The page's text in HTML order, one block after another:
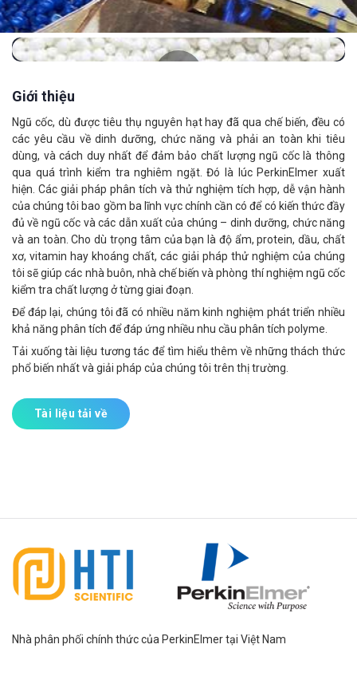
Giới thiệu
Ngũ cốc, dù được tiêu thụ nguyên hạt hay đã qua chế biến, đều có
các yêu cầu về dinh dưỡng, chức năng và phải an toàn khi tiêu
dùng, và cách duy nhất để đảm bảo chất lượng ngũ cốc là thông
qua quá trình kiểm tra nghiêm ngặt. Đó là lúc PerkinElmer xuất
hiện. Các giải pháp phân tích và thử nghiệm tích hợp, dễ vận hành
của chúng tôi bao gồm ba lĩnh vực chính cần có để có kiến ​​thức đầy
đủ về ngũ cốc và các dẫn xuất của chúng – dinh dưỡng, chức năng
và an toàn. Cho dù trọng tâm của bạn là độ ẩm, protein, dầu, chất
xơ, vitamin hay khoáng chất, các giải pháp thử nghiệm của chúng
tôi sẽ giúp các nhà buôn, nhà chế biến và phòng thí nghiệm ngũ cốc
kiểm tra chất lượng ở từng giai đoạn.
Để đáp lại, chúng tôi đã có nhiều năm kinh nghiệm phát triển nhiều
khả năng phân tích để đáp ứng nhiều nhu cầu phân tích polyme.
Tải xuống tài liệu tương tác để tìm hiểu thêm về những thách thức
phổ biến nhất và giải pháp của chúng tôi trên thị trường.
Tài liệu tải về
Nhà phân phối chính thức của PerkinElmer tại Việt Nam